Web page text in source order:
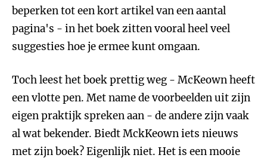
beperken tot een kort artikel van een aantal
pagina's - in het boek zitten vooral heel veel
suggesties hoe je ermee kunt omgaan.
Toch leest het boek prettig weg - McKeown heeft
een vlotte pen. Met name de voorbeelden uit zijn
eigen praktijk spreken aan - de andere zijn vaak
al wat bekender. Biedt MckKeown iets nieuws
met zijn boek? Eigenlijk niet. Het is een mooie